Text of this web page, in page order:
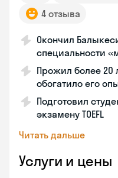
4 отзыва
Окончил
специальности
Прожил более 20
обогатило его
Подготовил
экзамену TOEFL
Читать дальше
Услуги и цены